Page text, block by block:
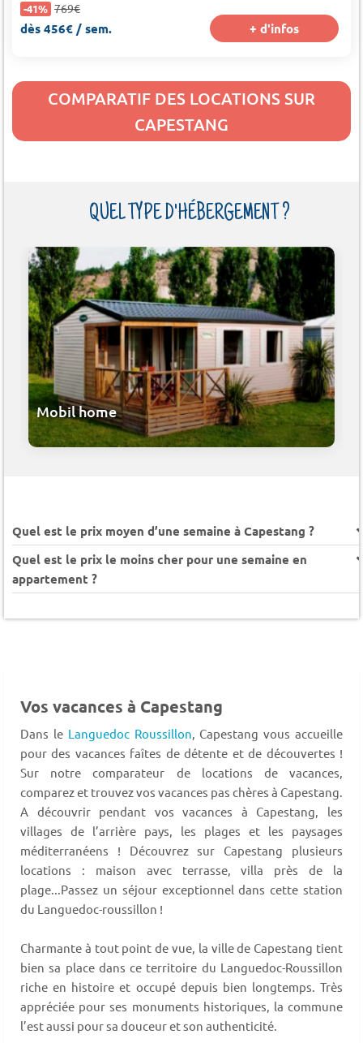
-41% 769€
dès 456€ / sem. + d'infos
COMPARATIF DES LOCATIONS SUR
CAPESTANG
QUEL TYPE D'HÉBERGEMENT ?
Mobil home
Quel est le prix moyen d’une semaine à Capestang ?
Quel est le prix le moins cher pour une semaine en
appartement ?
Vos vacances à Capestang
Dans le Languedoc Roussillon, Capestang vous accueille
pour des vacances faîtes de détente et de découvertes !
Sur notre comparateur de locations de vacances,
comparez et trouvez vos vacances pas chères à Capestang.
A découvrir pendant vos vacances à Capestang, les
villages de l’arrière pays, les plages et les paysages
méditerranéens ! Découvrez sur Capestang plusieurs
locations : maison avec terrasse, villa près de la
plage...Passez un séjour exceptionnel dans cette station
du Languedoc-roussillon !
Charmante à tout point de vue, la ville de Capestang tient
bien sa place dans ce territoire du Languedoc-Roussillon
riche en histoire et occupé depuis bien longtemps. Très
appréciée pour ses monuments historiques, la commune
l’est aussi pour sa douceur et son authenticité.